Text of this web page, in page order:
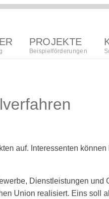
PROJEKTE
Beispielförderungen
auf. Interessenten können
Dienstleistungen und
Union realisiert. Eins soll